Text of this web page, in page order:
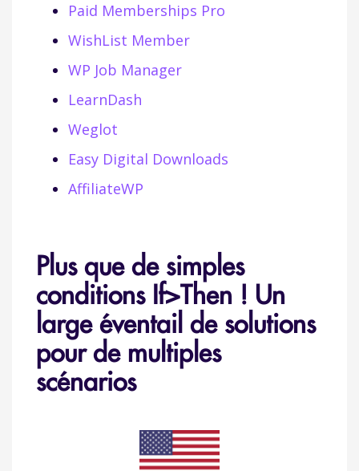
Paid Memberships Pro
WishList Member
WP Job Manager
LearnDash
Weglot
Easy Digital Downloads
AffiliateWP
Plus que de simples
conditions If>Then ! Un
large éventail de solutions
pour de multiples
scénarios